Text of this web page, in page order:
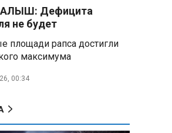
Дефицита
не будет
площади рапса достигли
максимума
00:34